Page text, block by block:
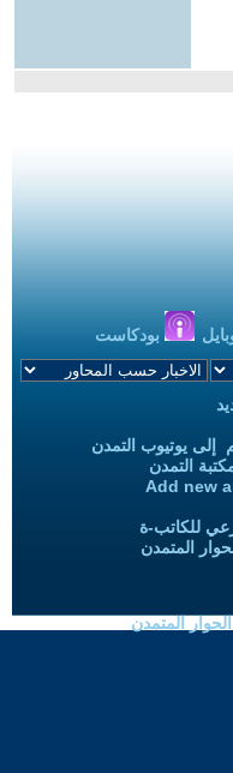
بودكاست
إلى يوتيوب التمدن
التمدن
Add new
للكاتب-ة
المتمدن
المتمدن